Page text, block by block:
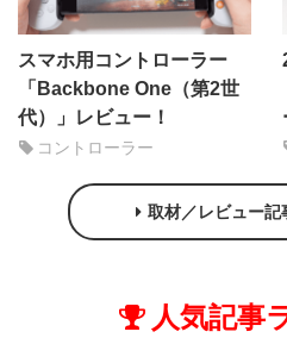
スマホ用コントローラー
「Backbone One（第2世
代）」レビュー！
コントローラー
取材／レビュー記
人気記事